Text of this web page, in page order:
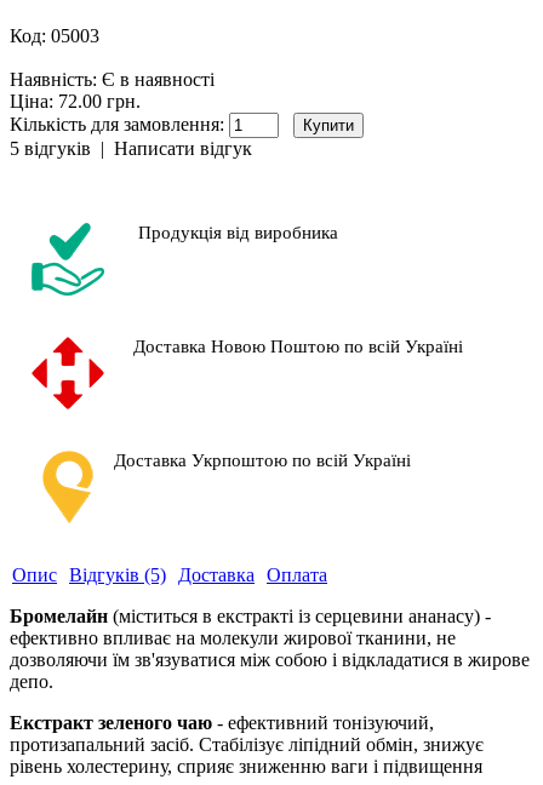
Код: 05003
Наявність: Є в наявності
Ціна: 72.00 грн.
Кількість для замовлення:
5 відгуків | Написати відгук
Продукція від виробника
Доставка Новою Поштою по всій Україні
Доставка Укрпоштою по всій Україні
Опис Відгуків (5) Доставка
Оплата
Бромелайн (міститься в екстракті із серцевини ананасу) -
ефективно впливає на молекули жирової тканини, не
дозволяючи їм зв'язуватися між собою і відкладатися в жирове
депо.
Екстракт зеленого чаю - ефективний тонізуючий,
протизапальний засіб. Стабілізує ліпідний обмін, знижує
рівень холестерину, сприяє зниженню ваги і підвищення